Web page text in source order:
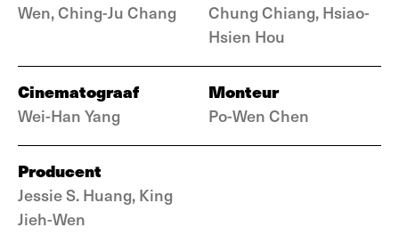
Wen, Ching-Ju Chang
Chung Chiang, Hsiao-
Hsien Hou
Cinematograaf
Wei-Han Yang
Monteur
Po-Wen Chen
Producent
Jessie S. Huang, King
Jieh-Wen